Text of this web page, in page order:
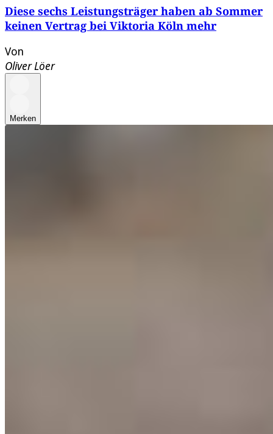
Diese sechs Leistungsträger haben ab Sommer
keinen Vertrag bei Viktoria Köln mehr
Von
Oliver Löer
Merken